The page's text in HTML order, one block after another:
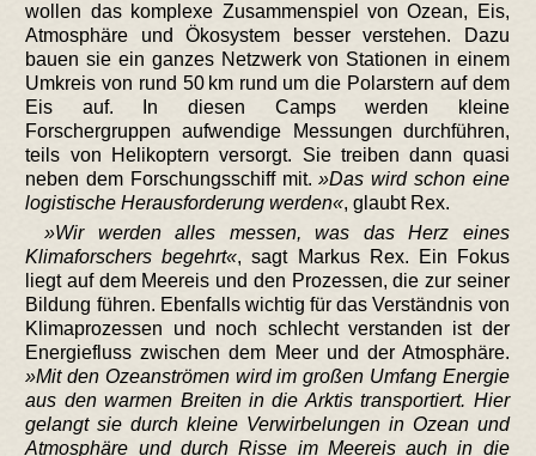
wollen das komplexe Zusammenspiel von Ozean, Eis,
Atmosphäre und Ökosystem besser verstehen. Dazu
bauen sie ein ganzes Netzwerk von Stationen in einem
Umkreis von rund 50 km rund um die Polarstern auf dem
Eis auf. In diesen Camps werden kleine
Forschergruppen aufwendige Messungen durchführen,
teils von Helikoptern versorgt. Sie treiben dann quasi
neben dem Forschungsschiff mit. Das wird schon eine
logistische Herausforderung werden , glaubt Rex.
Wir werden alles messen, was das Herz eines
Klimaforschers begehrt , sagt Markus Rex. Ein Fokus
liegt auf dem Meereis und den Prozessen, die zur seiner
Bildung führen. Ebenfalls wichtig für das Verständnis von
Klimaprozessen und noch schlecht verstanden ist der
Energiefluss zwischen dem Meer und der Atmosphäre.
Mit den Ozeanströmen wird im großen Umfang Energie
aus den warmen Breiten in die Arktis transportiert. Hier
gelangt sie durch kleine Verwirbelungen in Ozean und
Atmosphäre und durch Risse im Meereis auch in die